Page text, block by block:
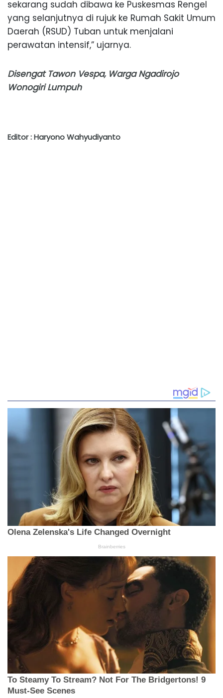
sekarang sudah dibawa ke Puskesmas Rengel
yang selanjutnya di rujuk ke Rumah Sakit Umum
Daerah (RSUD) Tuban untuk menjalani
perawatan intensif,” ujarnya.
Disengat Tawon Vespa, Warga Ngadirojo
Wonogiri Lumpuh
Editor : Haryono Wahyudiyanto